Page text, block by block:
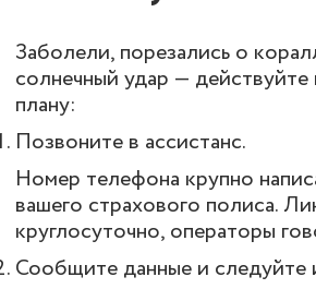
Заболели, порезались о
солнечный удар —
плану:
Позвоните в ассистанс.
Номер телефона крупно
вашего страхового полиса.
круглосуточно, операторы
Сообщите данные и следуйте